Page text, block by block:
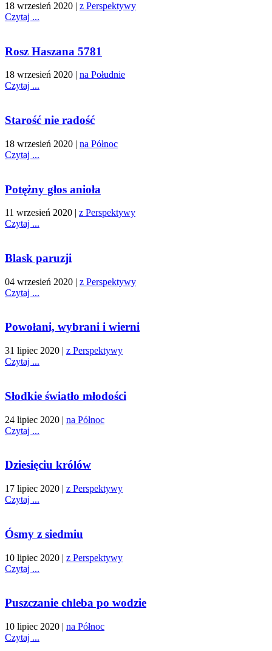
18 wrzesień 2020 | z Perspektywy
Czytaj ...
Rosz Haszana 5781
18 wrzesień 2020 | na Południe
Czytaj ...
Starość nie radość
18 wrzesień 2020 | na Północ
Czytaj ...
Potężny głos anioła
11 wrzesień 2020 | z Perspektywy
Czytaj ...
Blask paruzji
04 wrzesień 2020 | z Perspektywy
Czytaj ...
Powołani, wybrani i wierni
31 lipiec 2020 | z Perspektywy
Czytaj ...
Słodkie światło młodości
24 lipiec 2020 | na Północ
Czytaj ...
Dziesięciu królów
17 lipiec 2020 | z Perspektywy
Czytaj ...
Ósmy z siedmiu
10 lipiec 2020 | z Perspektywy
Czytaj ...
Puszczanie chleba po wodzie
10 lipiec 2020 | na Północ
Czytaj ...